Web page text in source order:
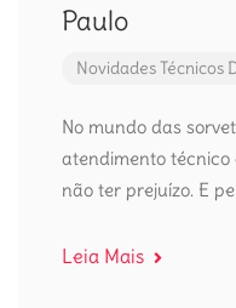
Paulo
NovidadesTécnicos
No mundo das
atendimento técnico
não ter prejuízo. E
Leia Mais